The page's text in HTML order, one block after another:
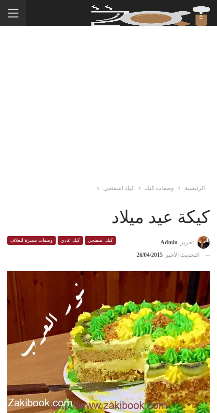
الرئيسية وصفات كيك كيك اسفنجي
كيكة عيد ميلاد
كيك اسفنجي كيك عادي وصفات مميزة للغلاف تحرير
Admin
التحديث الأخير
26/04/2015